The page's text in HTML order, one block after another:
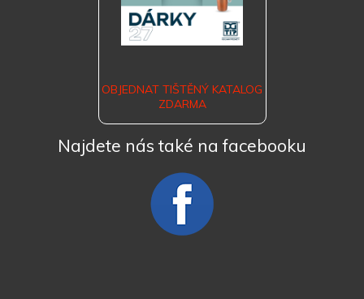
OBJEDNAT TIŠTĚNÝ KATALOG
ZDARMA
Najdete nás také na facebooku